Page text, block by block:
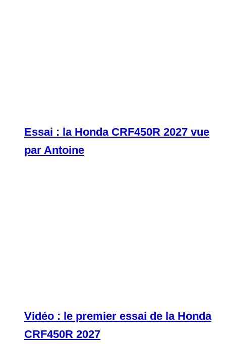
Essai : la Honda CRF450R 2027 vue
par Antoine
Vidéo : le premier essai de la Honda
CRF450R 2027